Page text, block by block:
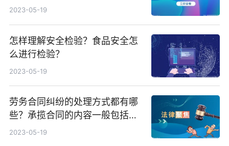
制度有哪些？
2023-05-19
怎样理解安全检验？食品安全怎
么进行检验？
2023-05-19
劳务合同纠纷的处理方式都有哪
些？承揽合同的内容一般包括什
么？
2023-05-19